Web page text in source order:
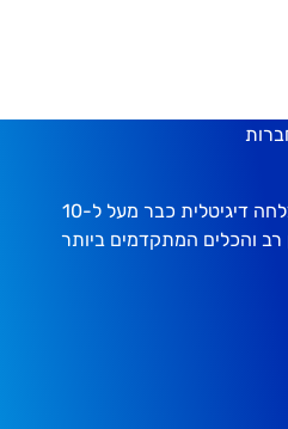
מובילים עסקים וחברות להצלחה דיגיטלית כבר מעל ל-10
רב והכלים המתקדמים ביותר